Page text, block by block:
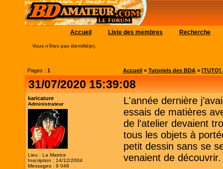
Accueil Liste des membres Recherche
Vous n'êtes pas identifié(e).
Pages : 1 Accueil » Tutoriels des BDA » [TUTO]
31/07/2020 15:39:08
karicature
Administrateur
Lieu : La Matrice
Inscription : 14/12/2004
Messages : 9 046
L'année dernière
essais de matières
de l’atelier devaient
tous les objets à
petit dessin sans se
venaient de découvrir.